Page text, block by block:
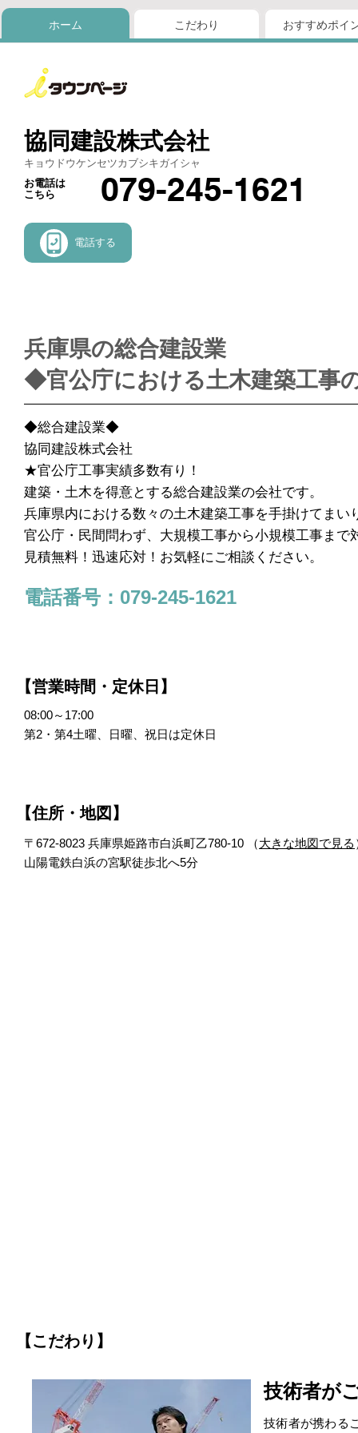
ホーム こだわり おすすめポイ
協同建設株式会社
キョウドウケンセツカブシキガイシャ
お電話は
こちら
079-245-1621
電話する
兵庫県の総合建設業
◆官公庁における土木建築工事
◆総合建設業◆
協同建設株式会社
★官公庁工事実績多数有り！
建築・土木を得意とする総合建設業の会社です。
兵庫県内における数々の土木建築工事を手掛けてまい
官公庁・民間問わず、大規模工事から小規模工事まで
見積無料！迅速応対！お気軽にご相談ください。
電話番号：079-245-1621
【営業時間・定休日】
08:00～17:00
第2・第4土曜、日曜、祝日は定休日
【住所・地図】
〒672-8023 兵庫県姫路市白浜町乙780-10 （大きな地図で見る
山陽電鉄白浜の宮駅徒歩北へ5分
【こだわり】
技術者が
技術者が携わる